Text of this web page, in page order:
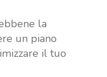
la
un piano
il tuo